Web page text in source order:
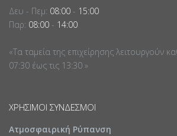
Δευ - Πεμ: 08:00 - 15:00
Παρ: 08:00 - 14:00
«Τα ταμεία της επιχείρησης λειτουργούν
07:30 έως τις 13:30 »
ΧΡΉΣΙΜΟΙ ΣΎΝΔΕΣΜΟΙ
Ατμοσφαιρική Ρύπανση